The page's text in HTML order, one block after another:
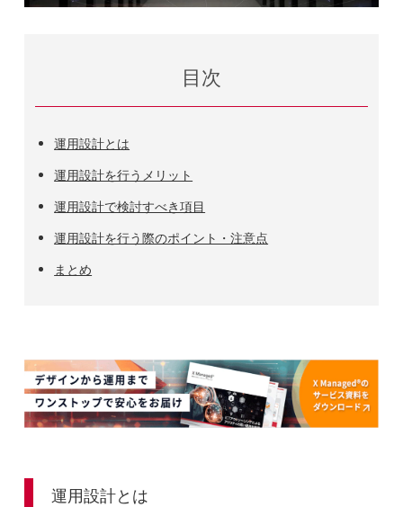
目次
運用設計とは
運用設計を行うメリット
運用設計で検討すべき項目
運用設計を行う際のポイント・注意点
まとめ
運用設計とは